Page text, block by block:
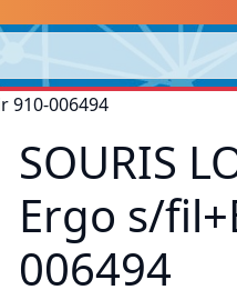
910-006494
SOURIS
Ergo s/
006494